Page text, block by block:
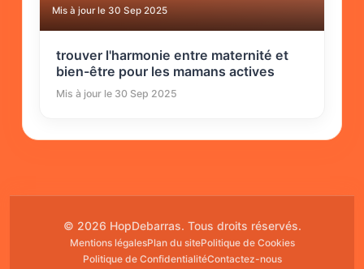
Mis à jour le 30 Sep 2025
trouver l'harmonie entre maternité et
bien-être pour les mamans actives
Mis à jour le 30 Sep 2025
© 2026 HopDebarras. Tous droits réservés.
Mentions légalesPlan du sitePolitique de Cookies
Politique de ConfidentialitéContactez-nous